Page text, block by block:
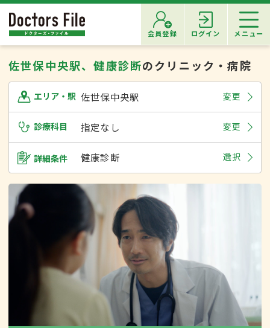
会員登録 ログイン メニュー
佐世保中央駅、健康診断のクリニック・病院
エリア・駅 佐世保中央駅 変更
診療科目 指定なし 変更
詳細条件 健康診断 選択